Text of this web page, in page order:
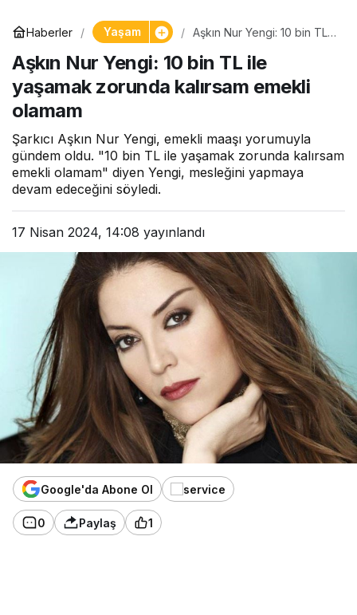
Haberler Yaşam
Aşkın Nur Yengi: 10 bin TL
kalırsam emekli olamam
Aşkın Nur Yengi: 10 bin TL ile
yaşamak zorunda kalırsam emekli
olamam
Şarkıcı Aşkın Nur Yengi, emekli maaşı yorumuyla
gündem oldu. "10 bin TL ile yaşamak zorunda kalırsam
emekli olamam" diyen Yengi, mesleğini yapmaya
devam edeceğini söyledi.
17 Nisan 2024, 14:08 yayınlandı
Google'da Abone Ol
0 Paylaş 1